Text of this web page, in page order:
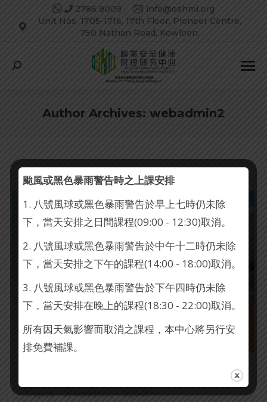
2786 9009
info@oshmi.org
Unit Nos. 1705-1716, 17th Floor, Pioneer Centre,
750 Nathan Road, Kowloon.
Search:
Author Archives: webadmin2
Projects Bywebadmin2 2020-01-11
颱風或黑色暴雨警告時之上課安排
1. 八號風球或黑色暴雨警告於早上七時仍未除
下，當天安排之日間課程(09:00 - 12:30)取消。
2. 八號風球或黑色暴雨警告於中午十二時仍未除
下，當天安排之下午的課程(14:00 - 18:00)取消。
3. 八號風球或黑色暴雨警告於下午四時仍未除
下，當天安排在晚上的課程(18:30 - 22:00)取消。
所有因天氣影響而取消之課程，本中心將另行安
排免費補課。